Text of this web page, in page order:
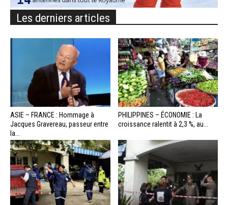
Les derniers articles
ASIE – FRANCE : Hommage à
Jacques Gravereau, passeur entre
la...
PHILIPPINES – ÉCONOMIE : La
croissance ralentit à 2,3 %, au...